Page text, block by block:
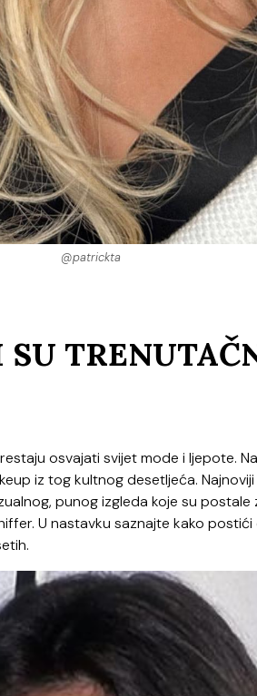
@patrickta
osvajati svijet mode i ljepote.
iz tog kultnog desetljeća.
punog izgleda koje su
U nastavku saznajte kako postići